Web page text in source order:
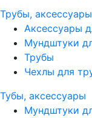
Трубы, аксессуары
Аксессуары
Мундштуки
Трубы
Чехлы для
Тубы, аксессуары
Мундштуки